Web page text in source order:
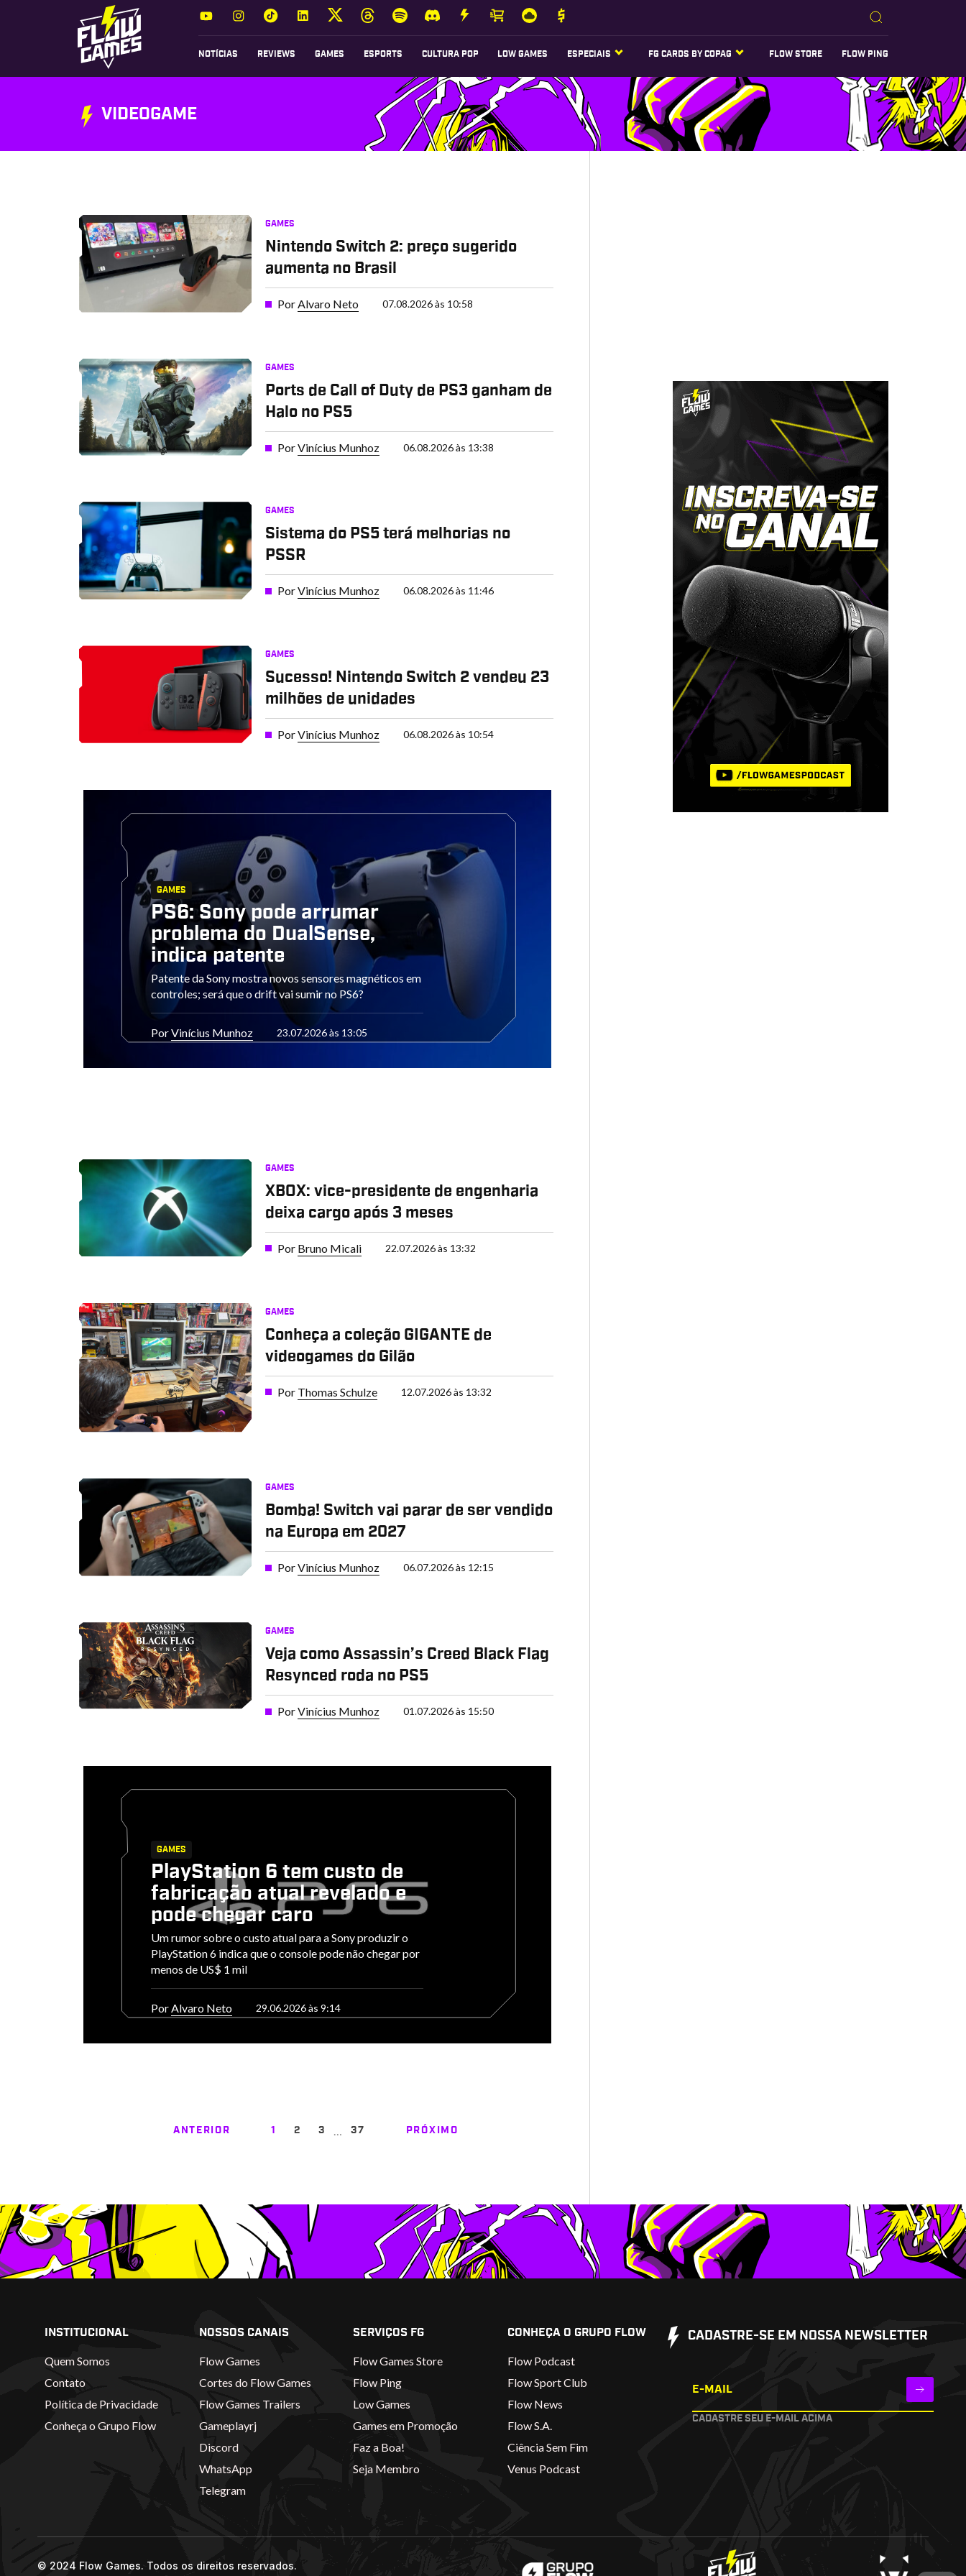
NOTÍCIAS REVIEWS GAMES ESPORTS CULTURA POP LOW GAMES ESPECIAIS FG CARDS BY COPAG FLOW STORE FLOW PING
VIDEOGAME
GAMES
Nintendo Switch 2: preço sugerido
aumenta no Brasil
PorAlvaro Neto 07.08.2026 às 10:58
GAMES
Ports de Call of Duty de PS3 ganham de
Halo no PS5
PorVinícius Munhoz 06.08.2026 às 13:38
GAMES
Sistema do PS5 terá melhorias no
PSSR
PorVinícius Munhoz 06.08.2026 às 11:46
GAMES
Sucesso! Nintendo Switch 2 vendeu 23
milhões de unidades
PorVinícius Munhoz 06.08.2026 às 10:54
GAMES
PS6: Sony pode arrumar
problema do DualSense,
indica patente
Patente da Sony mostra novos sensores magnéticos em
controles; será que o drift vai sumir no PS6?
PorVinícius Munhoz 23.07.2026 às 13:05
GAMES
XBOX: vice-presidente de engenharia
deixa cargo após 3 meses
Por Bruno Micali 22.07.2026 às 13:32
GAMES
Conheça a coleção GIGANTE de
videogames do Gilão
Por Thomas Schulze 12.07.2026 às 13:32
GAMES
Bomba! Switch vai parar de ser vendido
na Europa em 2027
PorVinícius Munhoz 06.07.2026 às 12:15
GAMES
Veja como Assassin’s Creed Black Flag
Resynced roda no PS5
PorVinícius Munhoz 01.07.2026 às 15:50
GAMES
PlayStation 6 tem custo de
fabricação atual revelado e
pode chegar caro
Um rumor sobre o custo atual para a Sony produzir o
PlayStation 6 indica que o console pode não chegar por
menos de US$ 1 mil
PorAlvaro Neto 29.06.2026 às 9:14
ANTERIOR 1 2 3 … 37 PRÓXIMO
INSTITUCIONAL
Quem Somos
Contato
Política de Privacidade
Conheça o Grupo Flow
NOSSOS CANAIS
Flow Games
Cortes do Flow Games
Flow Games Trailers
Gameplayrj
Discord
WhatsApp
Telegram
SERVIÇOS FG
Flow Games Store
Flow Ping
Low Games
Games em Promoção
Faz a Boa!
Seja Membro
CONHEÇA O GRUPO FLOW
Flow Podcast
Flow Sport Club
Flow News
Flow S.A.
Ciência Sem Fim
Venus Podcast
CADASTRE-SE EM NOSSA NEWSLETTER
E-MAIL
CADASTRE SEU E-MAIL ACIMA
© 2024 Flow Games. Todos os direitos reservados.